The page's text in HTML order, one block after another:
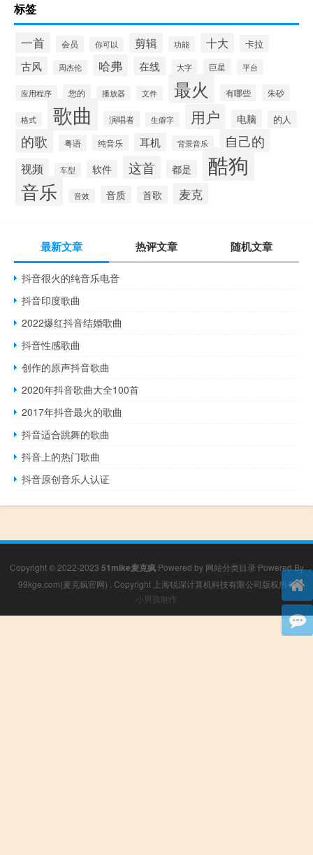
标签
一首 会员 你可以 剪辑 功能 十大 卡拉
古风 周杰伦 哈弗 在线 大字 巨星 平台
应用程序 您的 播放器 文件 最火 有哪些 朱砂
格式 歌曲 演唱者 生僻字 用户 电脑 的人
的歌 粤语 纯音乐 耳机 背景音乐 自己的
视频 车型 软件 这首 都是 酷狗
音乐 音效 音质 首歌 麦克
最新文章 热评文章 随机文章
抖音很火的纯音乐电音
抖音印度歌曲
2022爆红抖音结婚歌曲
抖音性感歌曲
创作的原声抖音歌曲
2020年抖音歌曲大全100首
2017年抖音最火的歌曲
抖音适合跳舞的歌曲
抖音上的热门歌曲
抖音原创音乐人认证
Copyright © 2022-2023 51mike麦克疯Powered by 网站分类目录 Powered By
99kge.com(麦克疯官网) . Copyright 上海锐深计算机科技有限公司版权所有
小男孩制作